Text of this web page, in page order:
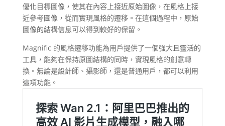
優化目標圖像，使其在內容上接近原始圖像，在風格上接
近參考圖像，從而實現風格的遷移。​在這個過程中，原始
圖像的結構信息可以得到較好的保留。​
Magnific 的風格遷移功能為用戶提供了一個強大且靈活的
工具，能夠在保持原圖結構的同時，實現風格的創意轉
換。​無論是設計師、攝影師，還是普通用戶，都可以利用
這項功能。